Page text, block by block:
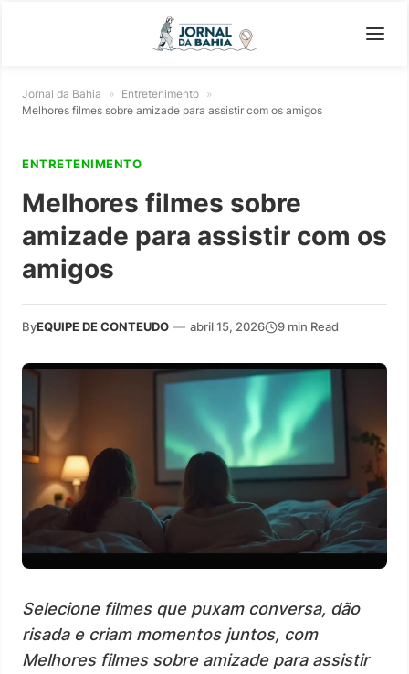
Jornal da Bahia » Entretenimento »
Melhores filmes sobre amizade para assistir com os amigos
ENTRETENIMENTO
Melhores filmes sobre
amizade para assistir com os
amigos
ByEQUIPE DE CONTEUDO — abril 15, 2026 9 min Read
Selecione filmes que puxam conversa, dão
risada e criam momentos juntos, com
Melhores filmes sobre amizade para assistir